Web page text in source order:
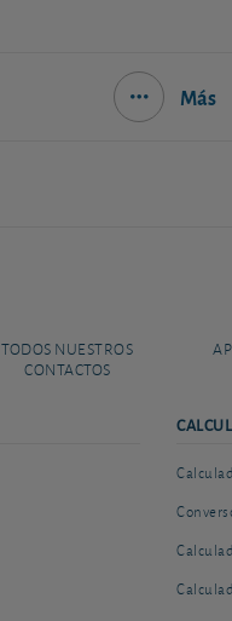
Más
TODOS NUESTROS
CONTACTOS